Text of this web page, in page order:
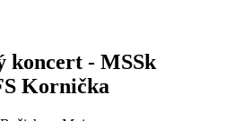
koncert - MSSk
Kornička